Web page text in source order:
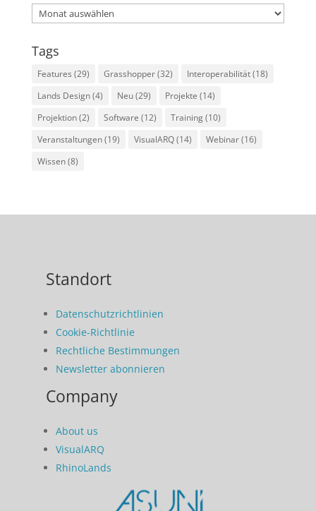
Archives
Tags
Features (29) Grasshopper(32) Interoperabilität(18)
Lands Design(4) Neu(29) Projekte (14)
Projektion(2) Software (12) Training(10)
Veranstaltungen(19) VisualARQ(14) Webinar(16)
Wissen(8)
Standort
Datenschutzrichtlinien
Cookie-Richtlinie
Rechtliche Bestimmungen
Newsletter abonnieren
Company
About us
VisualARQ
RhinoLands